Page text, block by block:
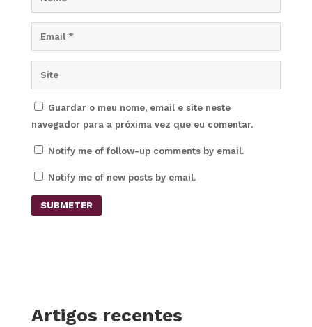
Guardar o meu nome, email e site neste
navegador para a próxima vez que eu comentar.
Notify me of follow-up comments by email.
Notify me of new posts by email.
SUBMETER
Artigos recentes